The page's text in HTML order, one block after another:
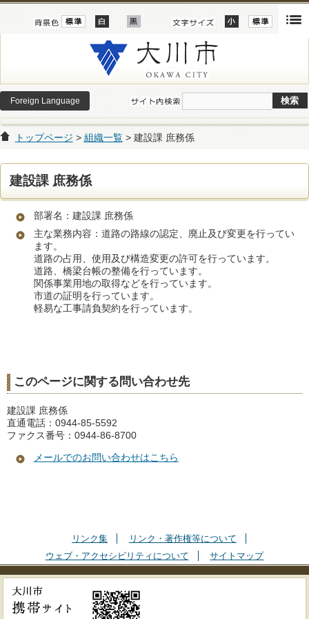
Foreign Language
トップページ > 組織一覧> 建設課 庶務係
建設課 庶務係
部署名：建設課 庶務係
主な業務内容：道路の路線の認定、廃止及び変更を行ってい
ます。
道路の占用、使用及び構造変更の許可を行っています。
道路、橋梁台帳の整備を行っています。
関係事業用地の取得などを行っています。
市道の証明を行っています。
軽易な工事請負契約を行っています。
このページに関する問い合わせ先
建設課 庶務係
直通電話：0944-85-5592
ファクス番号：0944-86-8700
メールでのお問い合わせはこちら
リンク集
リンク・著作権等について
ウェブ・アクセシビリティについて
サイトマップ